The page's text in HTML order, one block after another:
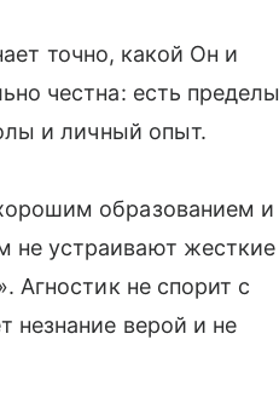
точно, какой Он и
честна: есть пределы
и личный опыт.
образованием и
не устраивают жесткие
Агностик не спорит с
незнание верой и не